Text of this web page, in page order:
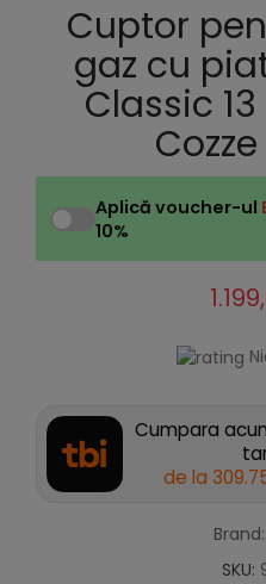
Cuptor
gaz cu
Classic
Aplică voucher-ul
10%
Cumpara
de la
SKU: